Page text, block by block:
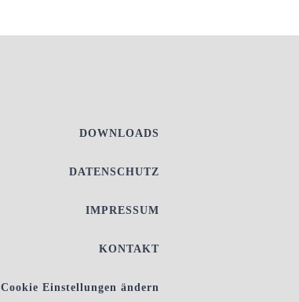
DOWNLOADS
DATENSCHUTZ
IMPRESSUM
KONTAKT
Cookie Einstellungen ändern